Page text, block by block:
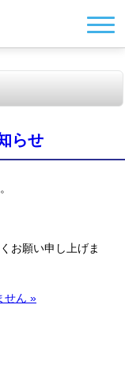
らせ
お願い申し上げま
せん »